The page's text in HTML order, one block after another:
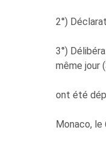
2°)
3°)
même jour
ont été
Monaco, le